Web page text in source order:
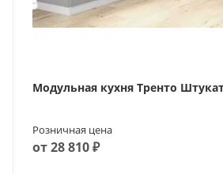
Модульная кухня Тренто
Розничная цена
от 28 810 ₽